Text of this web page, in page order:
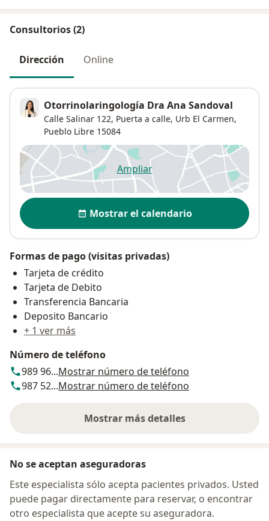
Consultorios (2)
Dirección Online
Otorrinolaringología Dra Ana Sandoval
Calle Salinar 122, Puerta a calle, Urb El Carmen,
Pueblo Libre 15084
Ampliarse abre en una nueva
Disponibilidad
Mostrar el calendario
Formas de pago (visitas privadas)
Tarjeta de crédito
Tarjeta de Debito
Transferencia Bancaria
Deposito Bancario
+ 1 ver más
Número de teléfono
989 96...Mostrar número de teléfono
987 52...Mostrar número de teléfono
Mostrar más detalles
sobre la dirección
No se aceptan aseguradoras
Este especialista sólo acepta pacientes privados. Usted
puede pagar directamente para reservar, o encontrar
otro especialista que acepte su aseguradora.